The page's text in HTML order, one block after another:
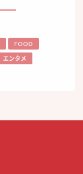
FOOD
エンタメ